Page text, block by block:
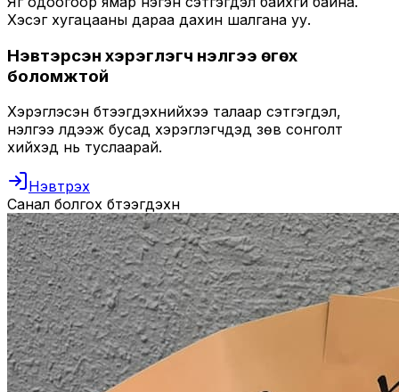
Хэсэг хугацааны дараа дахин шалгана уу.
Нэвтэрсэн хэрэглэгч үнэлгээ өгөх
боломжтой
Хэрэглэсэн бүтээгдэхүүнийхээ талаар сэтгэгдэл,
үнэлгээ үлдээж бусад хэрэглэгчдэд зөв сонголт
хийхэд нь туслаарай.
Нэвтрэх
Санал болгох бүтээгдэхүүн